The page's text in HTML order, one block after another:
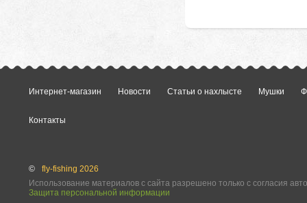
Интернет-магазин Новости Статьи о нахлысте Мушки
Контакты
©
fly-fishing 2026
Использование материалов с сайта разрешено только с согласия
Защита персональной информации